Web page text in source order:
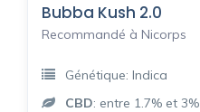
Bubba Kush 2.0
Recommandé à Nicorps
Génétique: Indica
CBD: entre 1.7% et 3%